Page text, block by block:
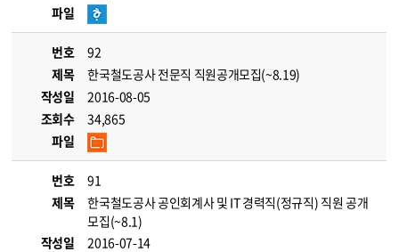
파일
번호
92
제목
한국철도공사 전문직 직원공개모집(~8.19)
작성일
2016-08-05
조회수
34,865
파일
번호
91
제목
한국철도공사 공인회계사 및 IT 경력직(정규직) 직원 공개
모집(~8.1)
작성일
2016-07-14